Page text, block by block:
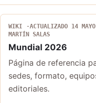
WIKI ACTUALIZADO 14
MARTÍN SALAS
Mundial 2026
Página de referencia
sedes, formato,
editoriales.